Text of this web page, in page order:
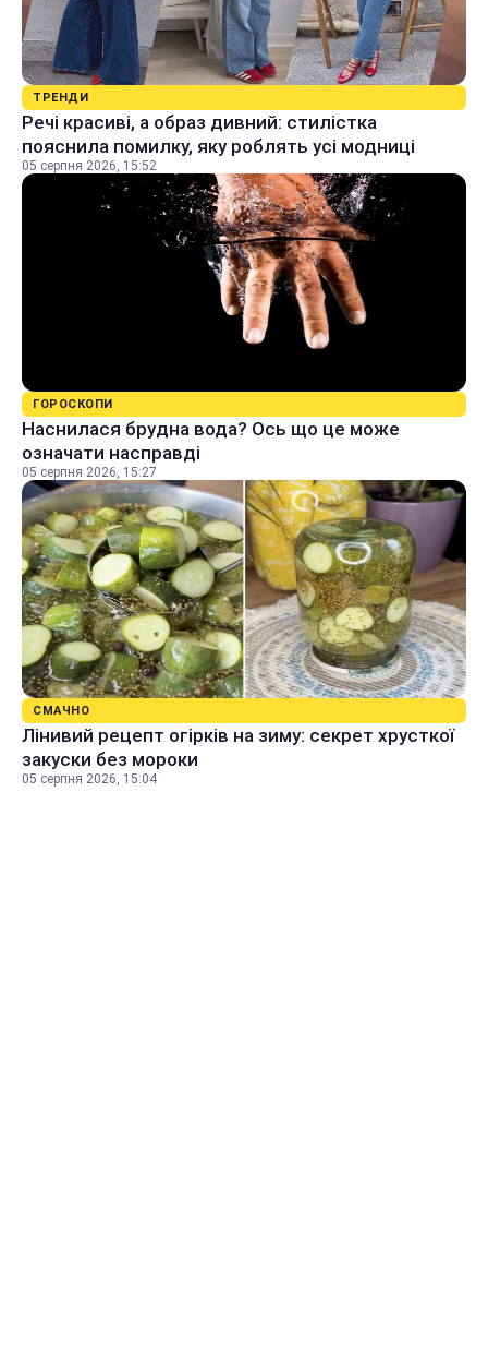
ТРЕНДИ
Речі красиві, а образ дивний: стилістка
пояснила помилку, яку роблять усі модниці
05 серпня 2026, 15:52
ГОРОСКОПИ
Наснилася брудна вода? Ось що це може
означати насправді
05 серпня 2026, 15:27
СМАЧНО
Лінивий рецепт огірків на зиму: секрет хрусткої
закуски без мороки
05 серпня 2026, 15:04